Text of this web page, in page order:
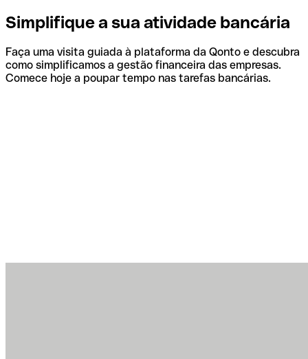
Simplifique a sua atividade bancária
Faça uma visita guiada à plataforma da Qonto e descubra
como simplificamos a gestão financeira das empresas.
Comece hoje a poupar tempo nas tarefas bancárias.